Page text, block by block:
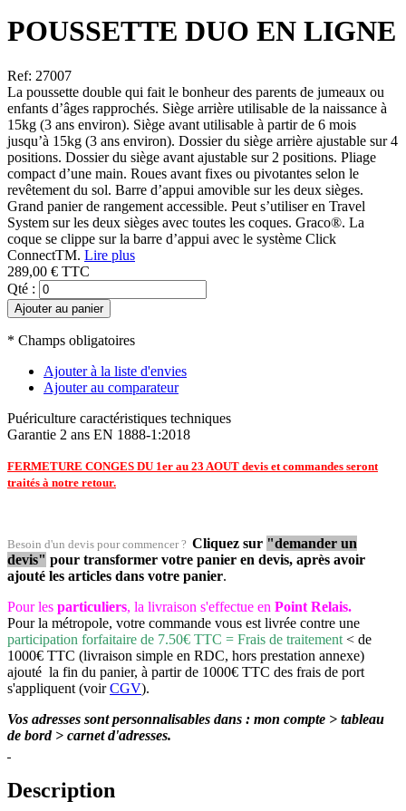
POUSSETTE DUO EN LIGNE
Ref: 27007
La poussette double qui fait le bonheur des parents de jumeaux ou
enfants d’âges rapprochés. Siège arrière utilisable de la naissance à
15kg (3 ans environ). Siège avant utilisable à partir de 6 mois
jusqu’à 15kg (3 ans environ). Dossier du siège arrière ajustable sur 4
positions. Dossier du siège avant ajustable sur 2 positions. Pliage
compact d’une main. Roues avant fixes ou pivotantes selon le
revêtement du sol. Barre d’appui amovible sur les deux sièges.
Grand panier de rangement accessible. Peut s’utiliser en Travel
System sur les deux sièges avec toutes les coques. Graco®. La
coque se clippe sur la barre d’appui avec le système Click
ConnectTM. Lire plus
289,00 € TTC
Qté :
Ajouter au panier
* Champs obligatoires
Ajouter à la liste d'envies
Ajouter au comparateur
Puériculture caractéristiques techniques
Garantie 2 ans EN 1888-1:2018
FERMETURE CONGES DU 1er au 23 AOUT devis et commandes seront
traités à notre retour.
Besoin d'un devis pour commencer ? Cliquez sur "demander un
devis" pour transformer votre panier en devis, après avoir
ajouté les articles dans votre panier.
Pour les particuliers, la livraison s'effectue en Point Relais.
Pour la métropole, votre commande vous est livrée contre une
participation forfaitaire de 7.50€ TTC = Frais de traitement < de
1000€ TTC (livraison simple en RDC, hors prestation annexe)
ajouté la fin du panier, à partir de 1000€ TTC des frais de port
s'appliquent (voirCGV).
Vos adresses sont personnalisables dans : mon compte > tableau
de bord > carnet d'adresses.
Description